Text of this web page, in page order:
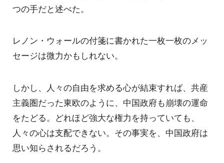
つの手だと述べた。
レノン・ウォールの付箋に書かれた一枚一枚のメッ
セージは微力かもしれない。
しかし、人々の自由を求める心が結束すれば、共産
主義圏だった東欧のように、中国政府も崩壊の運命
をたどる。どれほど強大な権力を持っていても、
人々の心は支配できない。その事実を、中国政府は
思い知らされるだろう。